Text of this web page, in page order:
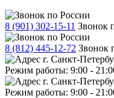
8 (901) 302-15-11 Звонок
8 (812) 445-12-72 Звонок
г. Санкт-
Режим работы: 9:00 -
г. Санкт-
Режим работы: 9:00 -